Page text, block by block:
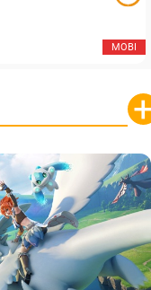
MOBI